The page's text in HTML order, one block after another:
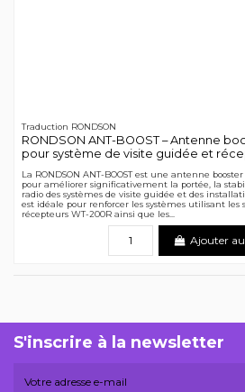
Traduction RONDSON
RONDSON ANT-BOOST – Antenne
pour système de visite guidée et
La RONDSON ANT-BOOST est une antenne
pour améliorer significativement la portée, la
radio des systèmes de visite guidée et des
est idéale pour renforcer les systèmes utilisant les
récepteurs WT-200R ainsi que les...
Ajouter
S'inscrire à la newsletter